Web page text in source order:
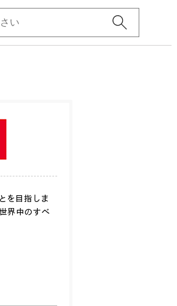
を目指しま
界中のすべ